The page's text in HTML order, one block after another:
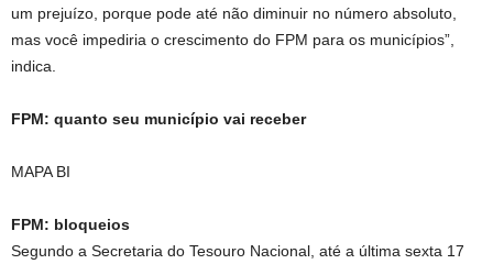
um prejuízo, porque pode até não diminuir no número absoluto,
mas você impediria o crescimento do FPM para os municípios”,
indica.
FPM: quanto seu município vai receber
MAPA BI
FPM: bloqueios
Segundo a Secretaria do Tesouro Nacional, até a última sexta 17